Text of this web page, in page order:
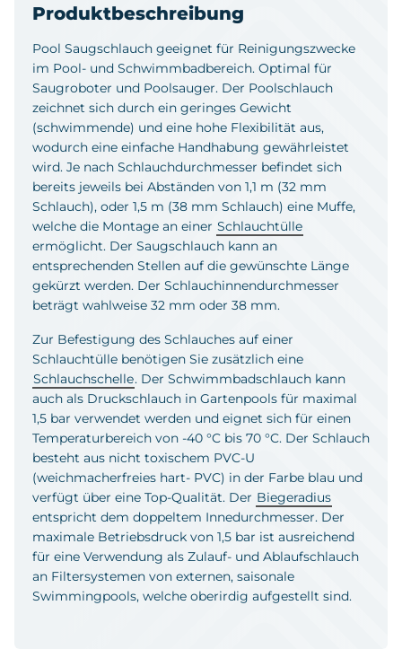
Produktbeschreibung
Pool Saugschlauch geeignet für Reinigungszwecke
im Pool- und Schwimmbadbereich. Optimal für
Saugroboter und Poolsauger. Der Poolschlauch
zeichnet sich durch ein geringes Gewicht
(schwimmende) und eine hohe Flexibilität aus,
wodurch eine einfache Handhabung gewährleistet
wird. Je nach Schlauchdurchmesser befindet sich
bereits jeweils bei Abständen von 1,1 m (32 mm
Schlauch), oder 1,5 m (38 mm Schlauch) eine Muffe,
welche die Montage an einer Schlauchtülle
ermöglicht. Der Saugschlauch kann an
entsprechenden Stellen auf die gewünschte Länge
gekürzt werden. Der Schlauchinnendurchmesser
beträgt wahlweise 32 mm oder 38 mm.
Zur Befestigung des Schlauches auf einer
Schlauchtülle benötigen Sie zusätzlich eine
Schlauchschelle. Der Schwimmbadschlauch kann
auch als Druckschlauch in Gartenpools für maximal
1,5 bar verwendet werden und eignet sich für einen
Temperaturbereich von -40 °C bis 70 °C. Der Schlauch
besteht aus nicht toxischem PVC-U
(weichmacherfreies hart- PVC) in der Farbe blau und
verfügt über eine Top-Qualität. Der Biegeradius
entspricht dem doppeltem Innedurchmesser. Der
maximale Betriebsdruck von 1,5 bar ist ausreichend
für eine Verwendung als Zulauf- und Ablaufschlauch
an Filtersystemen von externen, saisonale
Swimmingpools, welche oberirdig aufgestellt sind.